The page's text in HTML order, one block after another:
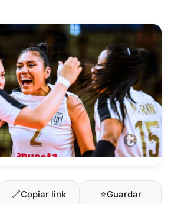
🔗Copiar link ⭐Guardar